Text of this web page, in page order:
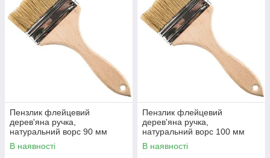
Пензлик флейцевий
дерев'яна ручка,
натуральний ворс 90 мм
В наявності
Пензлик флейцевий
дерев'яна ручка,
натуральний ворс 100 мм
В наявності